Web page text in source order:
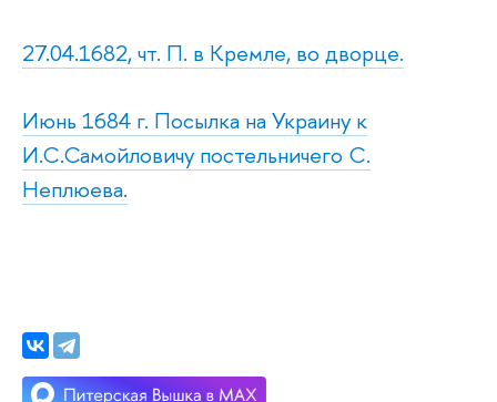
27.04.1682, чт. П. в Кремле, во дворце.
Июнь 1684 г. Посылка на Украину к
И.С.Самойловичу постельничего С.
Неплюева.